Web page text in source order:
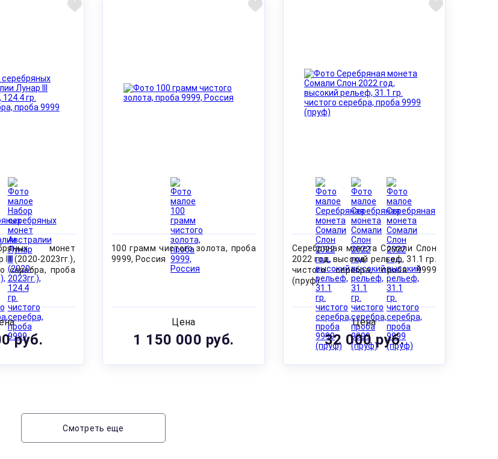
монет
III (2020-2023гг.),
серебра, проба
руб.
100 грамм чистого золота, проба
9999, Россия
Цена
1 150 000 руб.
Серебряная монета Сомали Слон
2022 год, высокий рельеф, 31.1 гр.
чистого серебра, проба 9999
(пруф)
Цена
32 000 руб.
Смотреть еще